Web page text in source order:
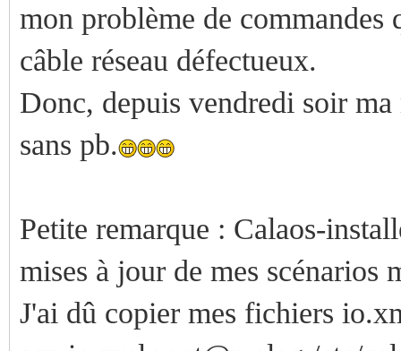
mon problème de commandes
câble réseau défectueux.
Donc, depuis vendredi soir
sans pb.
Petite remarque : Calaos-
mises à jour de mes scénarios
J'ai dû copier mes fichiers